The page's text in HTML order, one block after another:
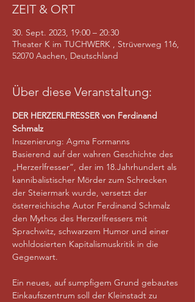
ZEIT & ORT
30. Sept. 2023, 19:00 – 20:30
Theater K im TUCHWERK , Strüverweg 116,
52070 Aachen, Deutschland
Über diese Veranstaltung:
DER HERZERLFRESSER von Ferdinand
Schmalz
Inszenierung: Agma Formanns
Basierend auf der wahren Geschichte des
„Herzerlfresser“, der im 18.Jahrhundert als
kannibalistischer Mörder zum Schrecken
der Steiermark wurde, versetzt der
österreichische Autor Ferdinand Schmalz
den Mythos des Herzerlfressers mit
Sprachwitz, schwarzem Humor und einer
wohldosierten Kapitalismuskritik in die
Gegenwart.
Ein neues, auf sumpfigem Grund gebautes
Einkaufszentrum soll der Kleinstadt zu